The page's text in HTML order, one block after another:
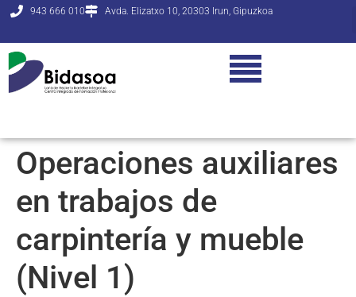
943 666 010 Avda. Elizatxo 10, 20303 Irun, Gipuzkoa
Operaciones auxiliares
en trabajos de
carpintería y mueble
(Nivel 1)